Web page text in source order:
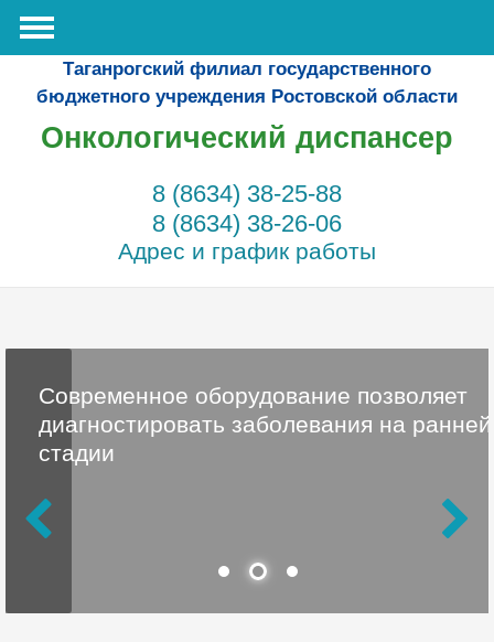
Таганрогский филиал государственного
бюджетного учреждения Ростовской области
Онкологический диспансер
8 (8634) 38-25-88
8 (8634) 38-26-06
Адрес и график работы
Современное оборудование позволяет
диагностировать заболевания на ранней
стадии